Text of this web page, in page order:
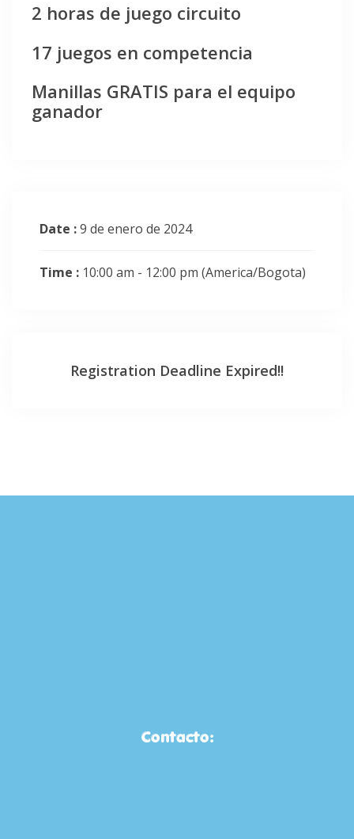
2 horas de juego circuito
17 juegos en competencia
Manillas GRATIS para el equipo
ganador
Date :9 de enero de 2024
Time : 10:00 am - 12:00 pm (America/Bogota)
Registration Deadline Expired!!
Contacto: